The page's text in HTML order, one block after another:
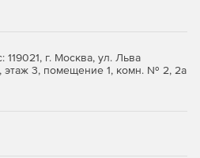
хранилище файлов
к документам по ссылке.
для проведения
встреч
г. Москва, ул. Льва
этаж 3, помещение 1, комн. № 2, 2а